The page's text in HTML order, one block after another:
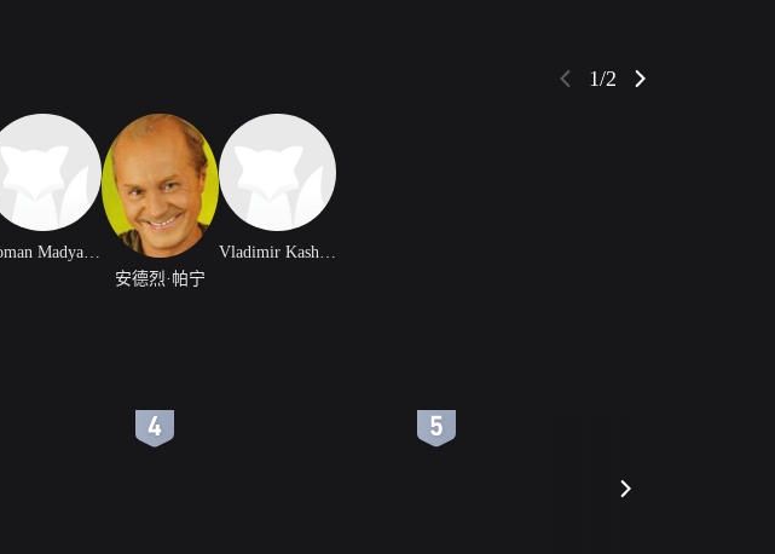
1/2
Roman Madyanov
安德烈·帕宁
Vladimir Kashpur